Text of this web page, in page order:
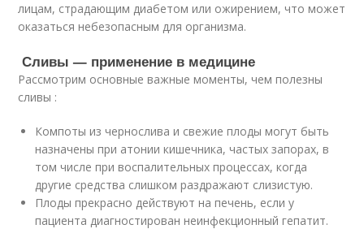
лицам, страдающим диабетом или ожирением, что может
оказаться небезопасным для организма.
Сливы — применение в медицине
Рассмотрим основные важные моменты, чем полезны
сливы :
Компоты из чернослива и свежие плоды могут быть
назначены при атонии кишечника, частых запорах, в
том числе при воспалительных процессах, когда
другие средства слишком раздражают слизистую.
Плоды прекрасно действуют на печень, если у
пациента диагностирован неинфекционный гепатит.